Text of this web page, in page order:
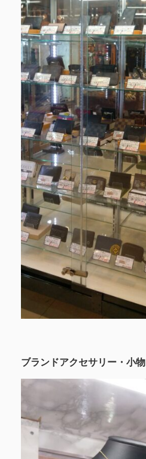
ブランドアクセサリー・小物